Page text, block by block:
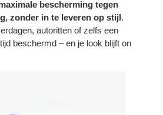
bescherming tegen
zonder in te leveren op stijl.
autoritten of zelfs een
beschermd – en je look blijft on